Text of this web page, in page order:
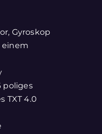
Gyroskop
poliges
TXT 4.0